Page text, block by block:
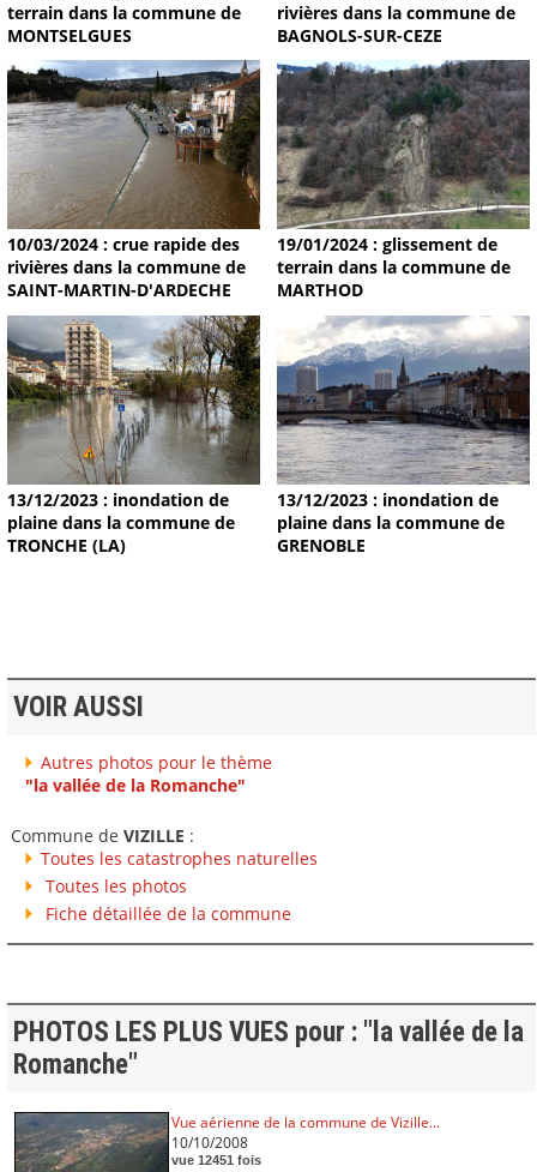
terrain dans la commune de
MONTSELGUES
rivières dans la commune de
BAGNOLS-SUR-CEZE
10/03/2024 : crue rapide des
rivières dans la commune de
SAINT-MARTIN-D'ARDECHE
19/01/2024 : glissement de
terrain dans la commune de
MARTHOD
13/12/2023 : inondation de
plaine dans la commune de
TRONCHE (LA)
13/12/2023 : inondation de
plaine dans la commune de
GRENOBLE
VOIR AUSSI
Autres photos pour le thème
"la vallée de la Romanche"
Commune de VIZILLE :
Toutes les catastrophes naturelles
Toutes les photos
Fiche détaillée de la commune
PHOTOS LES PLUS VUES pour : "la vallée de la
Romanche"
Vue aérienne de la commune de Vizille...
10/10/2008
vue 12451 fois